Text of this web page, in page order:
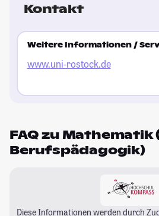
Kontakt
Weitere Informationen /
www.uni-rostock.de
FAQ zu Mathematik
Berufspädagogik)
Diese Informationen werden durch